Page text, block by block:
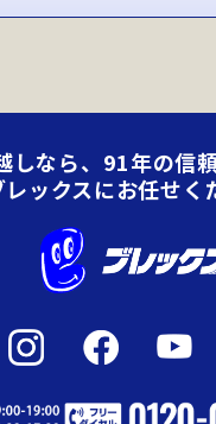
しなら、91年の信
レックスにお任せく